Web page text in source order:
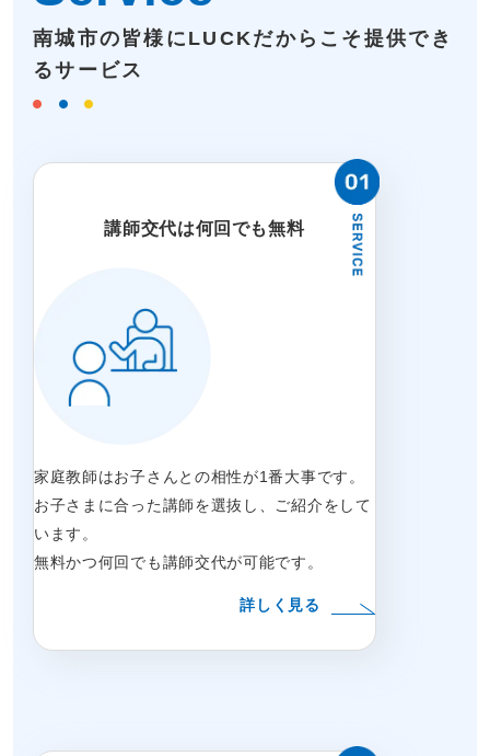
南城市の皆様にLUCKだからこそ提供でき
るサービス
講師交代は何回でも無料
家庭教師はお子さんとの相性が1番大事です。
お子さまに合った講師を選抜し、ご紹介をして
います。
無料かつ何回でも講師交代が可能です。
詳しく見る